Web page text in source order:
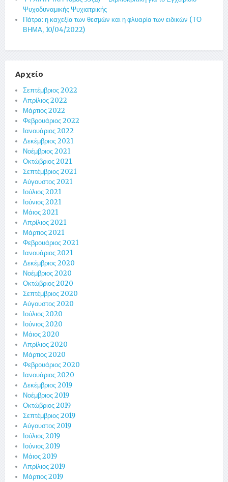
Ψυχοδυναμικής Ψυχιατρικής
Πάτρα: η καχεξία των θεσμών και η φλυαρία των ειδικών (ΤΟ
ΒΗΜΑ, 10/04/2022)
Αρχείο
Σεπτέμβριος 2022
Απρίλιος 2022
Μάρτιος 2022
Φεβρουάριος 2022
Ιανουάριος 2022
Δεκέμβριος 2021
Νοέμβριος 2021
Οκτώβριος 2021
Σεπτέμβριος 2021
Αύγουστος 2021
Ιούλιος 2021
Ιούνιος 2021
Μάιος 2021
Απρίλιος 2021
Μάρτιος 2021
Φεβρουάριος 2021
Ιανουάριος 2021
Δεκέμβριος 2020
Νοέμβριος 2020
Οκτώβριος 2020
Σεπτέμβριος 2020
Αύγουστος 2020
Ιούλιος 2020
Ιούνιος 2020
Μάιος 2020
Απρίλιος 2020
Μάρτιος 2020
Φεβρουάριος 2020
Ιανουάριος 2020
Δεκέμβριος 2019
Νοέμβριος 2019
Οκτώβριος 2019
Σεπτέμβριος 2019
Αύγουστος 2019
Ιούλιος 2019
Ιούνιος 2019
Μάιος 2019
Απρίλιος 2019
Μάρτιος 2019